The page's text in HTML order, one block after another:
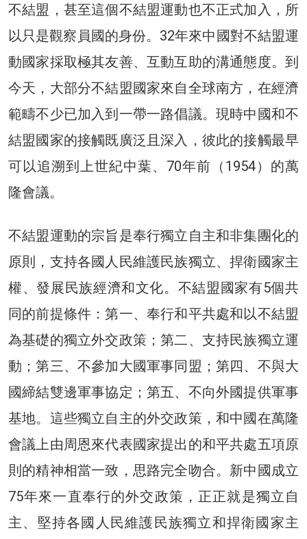
不結盟，甚至這個不結盟運動也不正式加入，所
以只是觀察員國的身份。32年來中國對不結盟運
動國家採取極其友善、互動互助的溝通態度。到
今天，大部分不結盟國家來自全球南方，在經濟
範疇不少已加入到一帶一路倡議。現時中國和不
結盟國家的接觸既廣泛且深入，彼此的接觸最早
可以追溯到上世紀中葉、70年前（1954）的萬
隆會議。
不結盟運動的宗旨是奉行獨立自主和非集團化的
原則，支持各國人民維護民族獨立、捍衛國家主
權、發展民族經濟和文化。不結盟國家有5個共
同的前提條件：第一、奉行和平共處和以不結盟
為基礎的獨立外交政策；第二、支持民族獨立運
動；第三、不參加大國軍事同盟；第四、不與大
國締結雙邊軍事協定；第五、不向外國提供軍事
基地。這些獨立自主的外交政策，和中國在萬隆
會議上由周恩來代表國家提出的和平共處五項原
則的精神相當一致，思路完全吻合。新中國成立
75年來一直奉行的外交政策，正正就是獨立自
主、堅持各國人民維護民族獨立和捍衛國家主